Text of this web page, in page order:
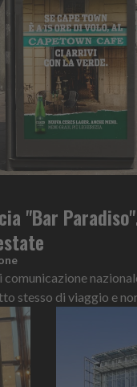
"Bar
comunicazione
stesso di viaggio e